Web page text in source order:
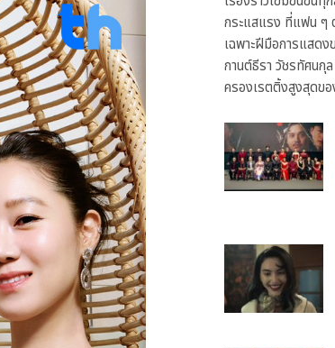
กระแสแรง ที่แฟน ๆ
เฉพาะฝีมือการแสด
กานต์ธีรา วัชรทัศนกุ
ครองเรตติ้งสูงสุดข